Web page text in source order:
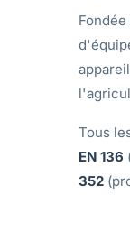
Fondée
Tous
EN 136
352